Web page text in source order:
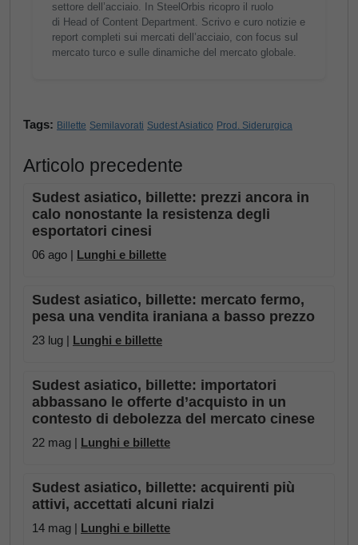
settore dell’acciaio. In SteelOrbis ricopro il ruolo
di Head of Content Department. Scrivo e curo notizie e
report completi sui mercati dell’acciaio, con focus sul
mercato turco e sulle dinamiche del mercato globale.
Tags: Billette Semilavorati Sudest Asiatico Prod. Siderurgica
Articolo precedente
Sudest asiatico, billette: prezzi ancora in
calo nonostante la resistenza degli
esportatori cinesi
06 ago | Lunghi e billette
Sudest asiatico, billette: mercato fermo,
pesa una vendita iraniana a basso prezzo
23 lug | Lunghi e billette
Sudest asiatico, billette: importatori
abbassano le offerte d’acquisto in un
contesto di debolezza del mercato cinese
22 mag | Lunghi e billette
Sudest asiatico, billette: acquirenti più
attivi, accettati alcuni rialzi
14 mag | Lunghi e billette